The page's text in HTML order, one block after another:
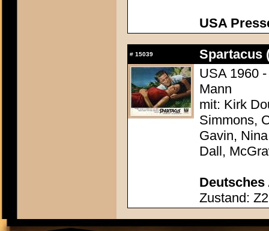
USA
# 15039
Spartacus
USA 1960
Mann
mit: Kirk
Simmons,
Gavin,
Dall,
Deutsches
Zustand: Z2